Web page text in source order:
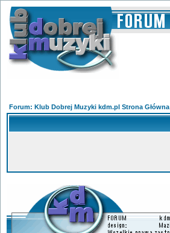
Forum: Klub Dobrej Muzyki kdm.pl Strona Główna